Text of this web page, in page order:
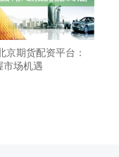
京期货配资平台：
市场机遇